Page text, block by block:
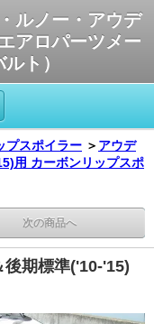
ルノー・アウデ
アロパーツメー
ト）
プスポイラー ＞ アウデ
用 カーボンリップスポ
次の商品へ
期標準('10-'15)